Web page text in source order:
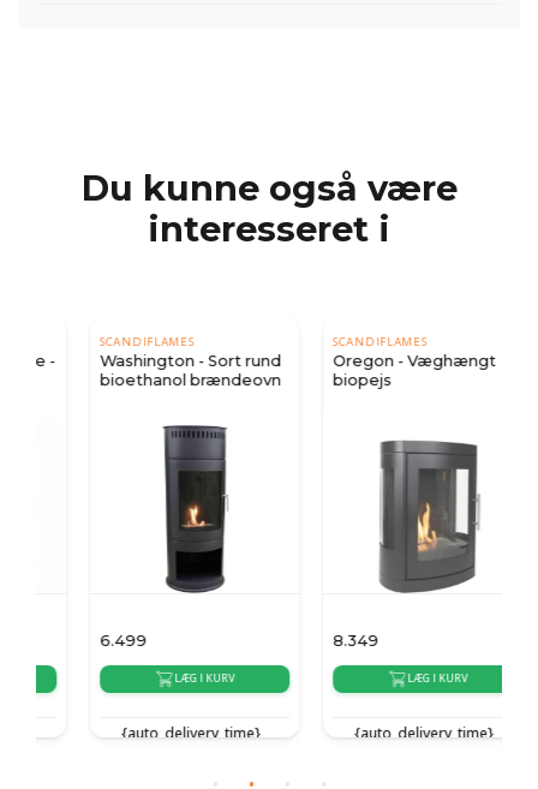
Du kunne også være
interesseret i
SCANDIFLAMES
Washington - Sort rund
bioethanol brændeovn
6.499
LÆG I KURV
{auto_delivery_time}
SCANDIFLAMES
Oregon - Væghængt
biopejs
8.349
LÆG I KURV
{auto_delivery_time}